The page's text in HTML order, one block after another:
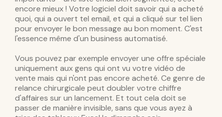
encore mieux ! Votre logiciel doit savoir qui a acheté
quoi, qui a ouvert tel email, et qui a cliqué sur tel lien
pour envoyer le bon message au bon moment. C'est
l'essence même d'un business automatisé.
Vous pouvez par exemple envoyer une offre spéciale
uniquement aux gens qui ont vu votre vidéo de
vente mais qui n'ont pas encore acheté. Ce genre de
relance chirurgicale peut doubler votre chiffre
d'affaires sur un lancement. Et tout cela doit se
passer de manière invisible, sans que vous ayez à